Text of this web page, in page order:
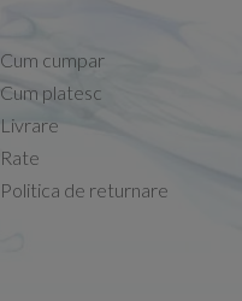
Cum cumpar
Cum platesc
Livrare
Rate
Politica de returnare